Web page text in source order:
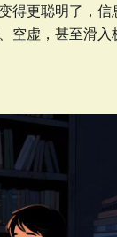
得更聪明了，
空虚，甚至滑入